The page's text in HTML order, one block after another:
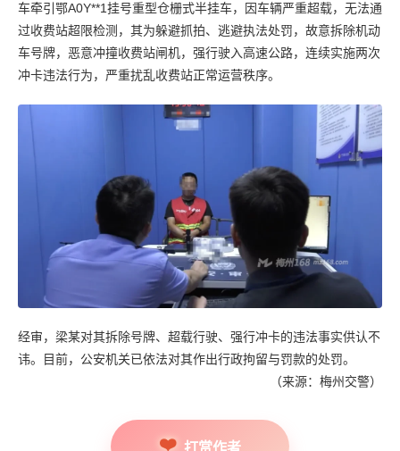
车牵引鄂A0Y**1挂号重型仓栅式半挂车，因车辆严重超载，无法通
过收费站超限检测，其为躲避抓拍、逃避执法处罚，故意拆除机动
车号牌，恶意冲撞收费站闸机，强行驶入高速公路，连续实施两次
冲卡违法行为，严重扰乱收费站正常运营秩序。
经审，梁某对其拆除号牌、超载行驶、强行冲卡的违法事实供认不
讳。目前，公安机关已依法对其作出行政拘留与罚款的处罚。
（来源：梅州交警）
打赏作者